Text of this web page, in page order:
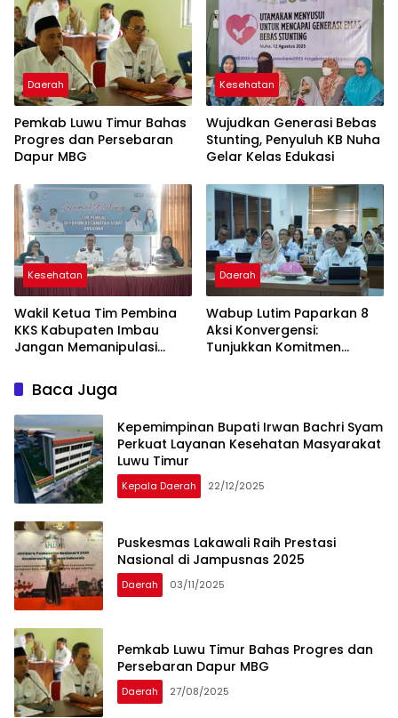
Daerah
Pemkab Luwu Timur Bahas
Progres dan Persebaran
Dapur MBG
Kesehatan
Wujudkan Generasi Bebas
Stunting, Penyuluh KB Nuha
Gelar Kelas Edukasi
Kesehatan
Wakil Ketua Tim Pembina
KKS Kabupaten Imbau
Jangan Memanipulasi
Daerah
Wabup Lutim Paparkan 8
Aksi Konvergensi:
Tunjukkan Komitmen
Baca Juga
Kepemimpinan Bupati Irwan Bachri Syam
Perkuat Layanan Kesehatan Masyarakat
Luwu Timur
Kepala Daerah 22/12/2025
Puskesmas Lakawali Raih Prestasi
Nasional di Jampusnas 2025
Daerah 03/11/2025
Pemkab Luwu Timur Bahas Progres dan
Persebaran Dapur MBG
Daerah 27/08/2025